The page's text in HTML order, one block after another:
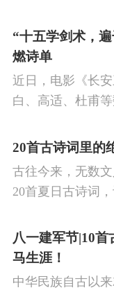
的作品中,多能体
制胜的强烈自信
平愿望。
“十五学剑术，
燃诗单
近日，电影《长
白、高适、杜甫
涉及48首诗词，
20首古诗词里的
古往今来，无数
20首夏日古诗词
尽日无人看微雨
八一建军节|10
马生涯！
中华民族自古以